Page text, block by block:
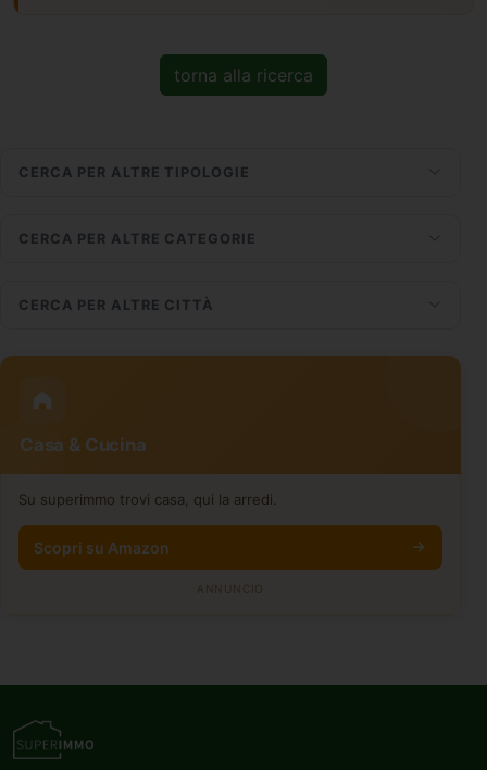
torna alla ricerca
CERCA PER ALTRE TIPOLOGIE
CERCA PER ALTRE CATEGORIE
CERCA PER ALTRE CITTÀ
Casa & Cucina
Su superimmo trovi casa, qui la arredi.
Scopri su Amazon
ANNUNCIO